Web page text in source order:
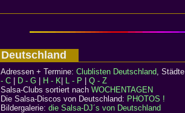
Deutschland
Adressen + Termine: Clublisten Deutschland,
- C
D - G H - K L - P
Q - Z
Salsa-Clubs sortiert nach WOCHENTAGEN
Die Salsa-Discos von Deutschland: PHOTOS !
Bildergalerie: die Salsa-DJ´s von Deutschland